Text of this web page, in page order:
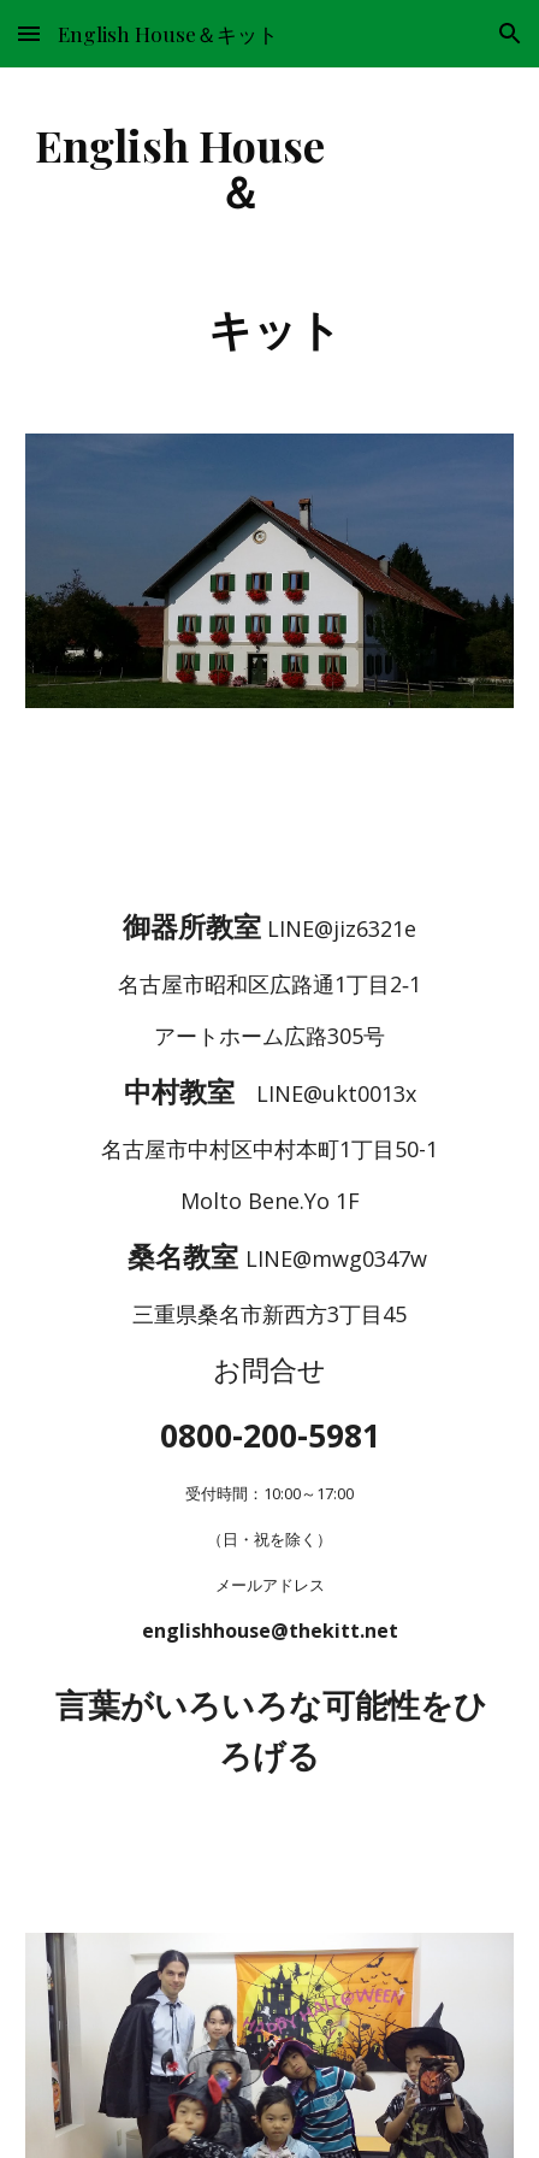
Skip to main content Skip to navigation
English House＆キット
English House
＆
キット
御器所教室 LINE@jiz6321e
名古屋市昭和区広路通1丁目2‐1
アートホーム広路305号
中村教室
LINE@ukt0013x
名古屋市中村区中村本町1丁目50-1
Molto Bene.Yo 1F
桑名教室 LINE@mwg0347w
三重県桑名市新西方3丁目45
お問合せ
0800-200-5981
受付時間：10:00～17:00
（日・祝を除く）
メールアドレス
englishhouse@thekitt.net
言葉がいろいろな可能性をひ
ろげる